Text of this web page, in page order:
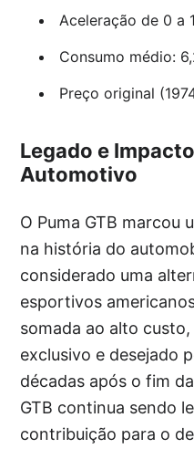
Aceleração de 0 a
Consumo médio:
Preço original
Legado e
Automotivo
O Puma GTB
na história do
considerado uma
esportivos
somada ao alto
exclusivo e desejado
décadas após o fim
GTB continua sendo
contribuição para o